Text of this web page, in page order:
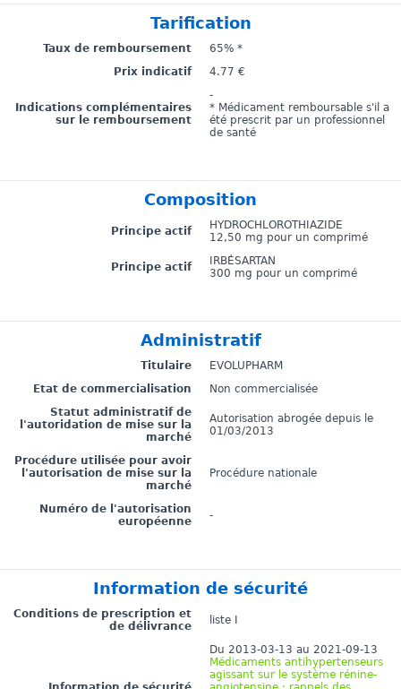
Tarification
Taux de remboursement
65% *
Prix indicatif
4.77 €
Indications complémentaires
sur le remboursement
-
* Médicament remboursable s'il a
été prescrit par un professionnel
de santé
Composition
Principe actif
HYDROCHLOROTHIAZIDE
12,50 mg pour un comprimé
Principe actif
IRBÉSARTAN
300 mg pour un comprimé
Administratif
Titulaire
EVOLUPHARM
Etat de commercialisation
Non commercialisée
Statut administratif de
l'autoridation de mise sur la
marché
Autorisation abrogée depuis le
01/03/2013
Procédure utilisée pour avoir
l'autorisation de mise sur la
marché
Procédure nationale
Numéro de l'autorisation
européenne
-
Information de sécurité
Conditions de prescription et
de délivrance
liste I
Du 2013-03-13 au 2021-09-13
Médicaments antihypertenseurs
agissant sur le système rénine-